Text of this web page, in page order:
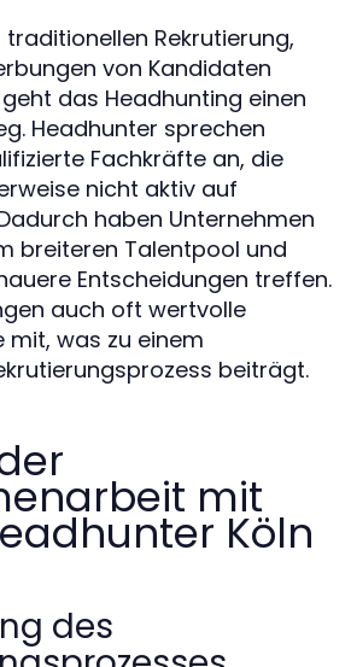
traditionellen Rekrutierung,
von Kandidaten
das Headhunting einen
Headhunter sprechen
Fachkräfte an, die
nicht aktiv auf
haben Unternehmen
breiteren Talentpool und
Entscheidungen treffen.
auch oft wertvolle
mit, was zu einem
beiträgt.
mit
Köln
des